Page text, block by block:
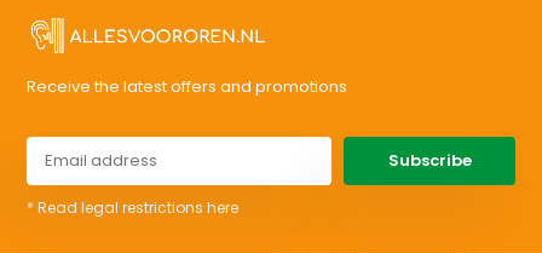
Receive the latest offers and promotions
Subscribe
* Read legal restrictions here